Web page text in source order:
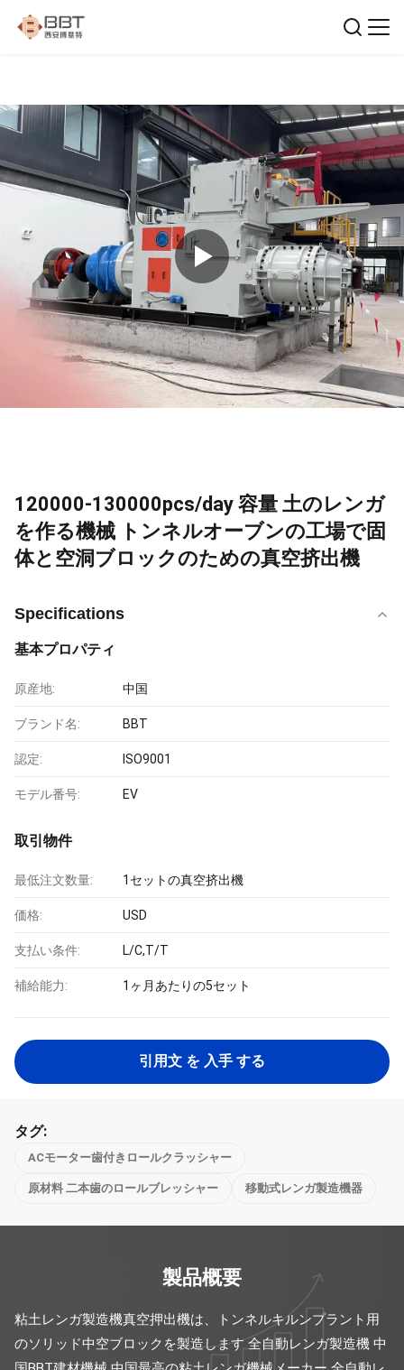
120000-130000pcs/day 容量 土のレンガ
を作る機械 トンネルオーブンの工場で固
体と空洞ブロックのための真空挤出機
Specifications
基本プロパティ
原産地: 中国
ブランド名: BBT
認定: ISO9001
モデル番号: EV
取引物件
最低注文数量: 1セットの真空挤出機
価格: USD
支払い条件: L/C,T/T
補給能力: 1ヶ月あたりの5セット
引用文 を 入手 する
タグ:
ACモーター歯付きロールクラッシャー
原材料 二本歯のロールブレッシャー 移動式レンガ製造機器
製品概要
粘土レンガ製造機真空押出機は、トンネルキルンプラント用
のソリッド中空ブロックを製造します 全自動レンガ製造機 中